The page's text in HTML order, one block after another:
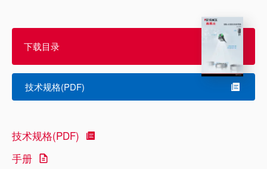
下载目录
技术规格(PDF)
技术规格(PDF)
手册